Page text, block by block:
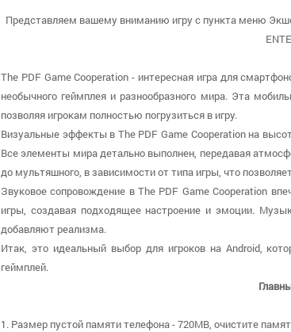
Представляем вашему вниманию игру с пункта меню
The PDF Game Cooperation - интересная игра для
необычного геймплея и разнообразного мира. Эта
позволяя игрокам полностью погрузиться в игру.
Визуальные эффекты в The PDF Game Cooperation на
Все элементы мира детально выполнен, передавая
до мультяшного, в зависимости от типа игры, что
Звуковое сопровождение в The PDF Game Cooperation
игры, создавая подходящее настроение и эмоции.
добавляют реализма.
Итак, это идеальный выбор для игроков на Android,
геймплей.
1. Размер пустой памяти телефона - 720MB, очистите